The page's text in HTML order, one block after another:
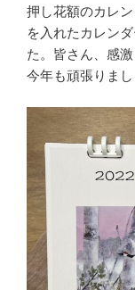
押し花額のカレ
を入れたカレン
た。皆さん、感
今年も頑張りまし